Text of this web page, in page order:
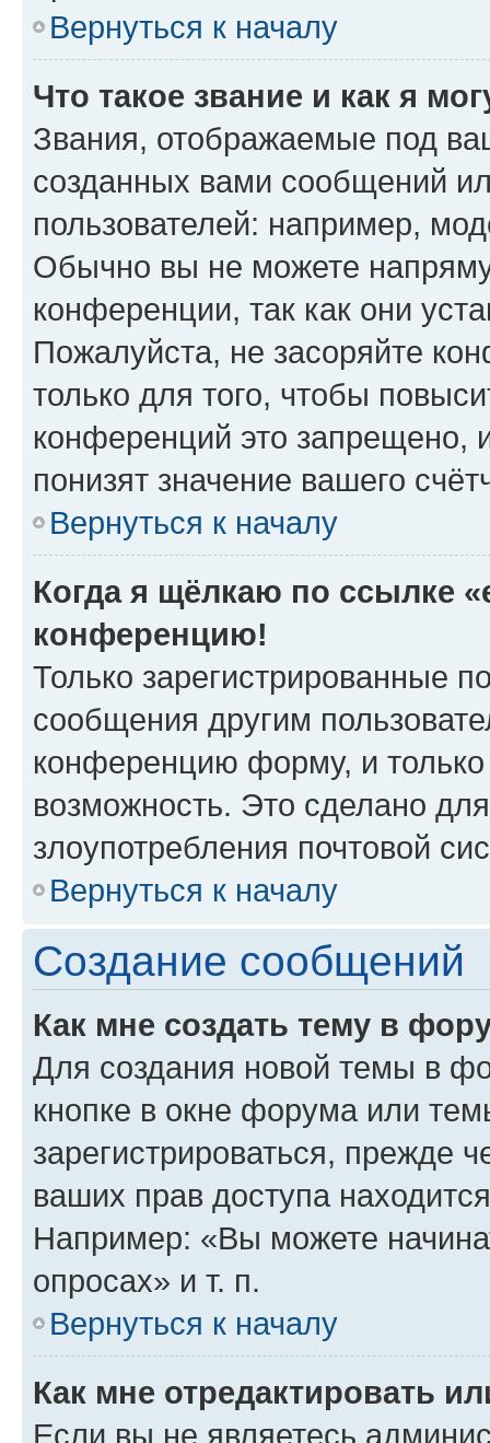
Вернуться к началу
Что такое звание и как я
Звания, отображаемые под
созданных вами сообщений
пользователей: например,
Обычно вы не можете
конференции, так как они
Пожалуйста, не засоряйте
только для того, чтобы
конференций это запрещено,
понизят значение вашего
Вернуться к началу
Когда я щёлкаю по ссылке
конференцию!
Только зарегистрированные
сообщения другим
конференцию форму, и
возможность. Это сделано
злоупотребления почтовой
Вернуться к началу
Создание сообщений
Как мне создать тему в
Для создания новой темы в
кнопке в окне форума или
зарегистрироваться, прежде
ваших прав доступа
Например: «Вы можете
опросах» и т. п.
Вернуться к началу
Как мне отредактировать
Если вы не являетесь